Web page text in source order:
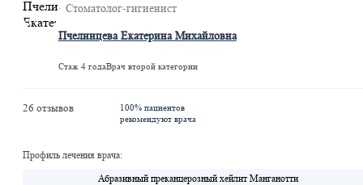
· Стоматолог-гигиенист
Пчелинцева Екатерина Михайловна
Стаж 4 годаВрач второй категории
26 отзывов
100% пациентов
рекомендуют врача
Профиль лечения врача:
Абразивный преканцерозный хейлит Манганотти